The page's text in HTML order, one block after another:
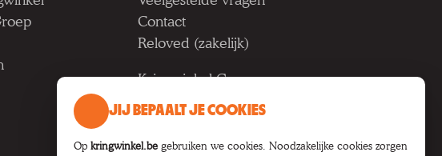
Contact
Reloved (zakelijk)
Kringwinkel Groep vzw
Koning Albertlaan 124, 9000
BTW BE 1033.922.208
JIJ BEPAALT JE COOKIES
Op kringwinkel.be gebruiken we cookies. Noodzakelijke cookies zorgen